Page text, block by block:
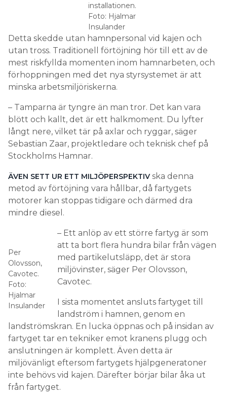
installationen.
Foto: Hjalmar
Insulander
Detta skedde utan hamnpersonal vid kajen och
utan tross. Traditionell förtöjning hör till ett av de
mest riskfyllda momenten inom hamnarbeten, och
förhoppningen med det nya styrsystemet är att
minska arbetsmiljöriskerna.
– Tamparna är tyngre än man tror. Det kan vara
blött och kallt, det är ett halkmoment. Du lyfter
långt nere, vilket tär på axlar och ryggar, säger
Sebastian Zaar, projektledare och teknisk chef på
Stockholms Hamnar.
ÄVEN SETT UR ETT MILJÖPERSPEKTIV ska denna
metod av förtöjning vara hållbar, då fartygets
motorer kan stoppas tidigare och därmed dra
mindre diesel.
Per
Olovsson,
Cavotec.
Foto:
Hjalmar
Insulander
– Ett anlöp av ett större fartyg är som
att ta bort flera hundra bilar från vägen
med partikelutsläpp, det är stora
miljövinster, säger Per Olovsson,
Cavotec.
I sista momentet ansluts fartyget till
landström i hamnen, genom en
landströmskran. En lucka öppnas och på insidan av
fartyget tar en tekniker emot kranens plugg och
anslutningen är komplett. Även detta är
miljövänligt eftersom fartygets hjälpgeneratoner
inte behövs vid kajen. Därefter börjar bilar åka ut
från fartyget.